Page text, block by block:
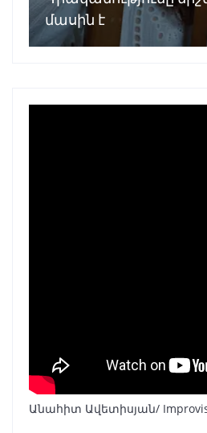
մասին է
Անահիտ Ավետիսյան/